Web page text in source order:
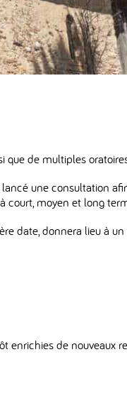
de multiples
une consultation
court, moyen et long
date, donnera lieu à
enrichies de nouveaux